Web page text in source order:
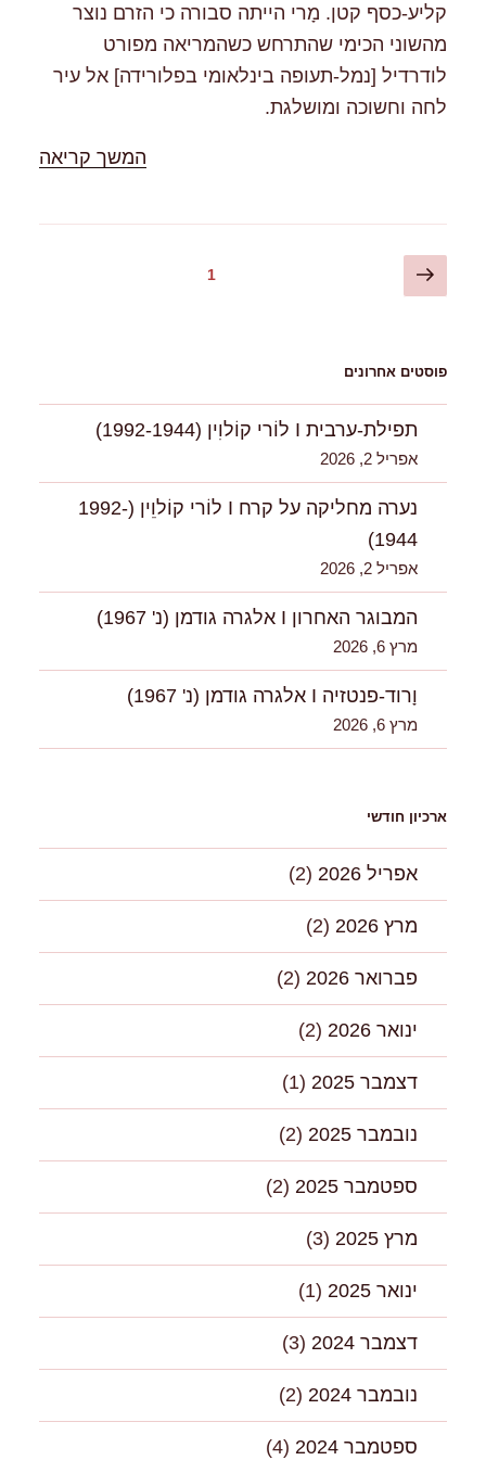
קליע-כסף קטן. מָרי הייתה סבורה כי הזרם נוצר
מהשוני הכימי שהתרחש כשהמריאה מפורט
לודרדיל [נמל-תעופה בינלאומי בפלורידה] אל עיר
לחה וחשוכה ומושלגת.
המשך קריאה
Posts
pagination
דף1
העמוד
הבא
פוסטים אחרונים
תפילת-ערבית I לוֹרי קוֹלוִין (1992-1944)
אפריל 2, 2026
נערה מחליקה על קרח I לוֹרי קוֹלוִִין (1992-
1944)
אפריל 2, 2026
המבוגר האחרון I אלגרה גודמן (נ' 1967)
מרץ 6, 2026
וָרוד-פנטזיה I אלגרה גודמן (נ' 1967)
מרץ 6, 2026
ארכיון חודשי
אפריל 2026 (2)
מרץ 2026 (2)
פברואר 2026 (2)
ינואר 2026 (2)
דצמבר 2025 (1)
נובמבר 2025 (2)
ספטמבר 2025 (2)
מרץ 2025 (3)
ינואר 2025 (1)
דצמבר 2024 (3)
נובמבר 2024 (2)
ספטמבר 2024 (4)